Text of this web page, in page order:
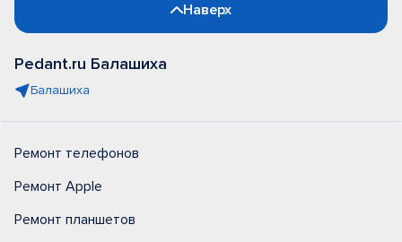
Наверх
Pedant.ru Балашиха
Балашиха
Ремонт телефонов
Ремонт Apple
Ремонт планшетов